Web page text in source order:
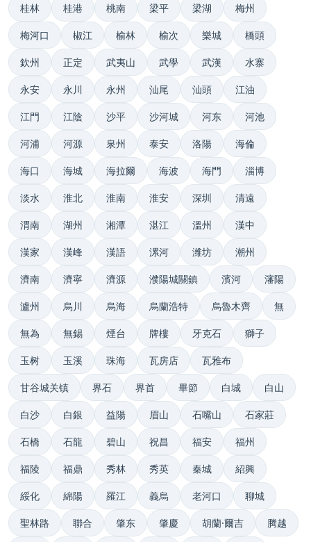
桂林 桂港 桃南 梁平 梁湖 梅州
梅河口 椒江 榆林 榆次 樂城 橋頭
欽州 正定 武夷山 武學 武漢 水寨
永安 永川 永州 汕尾 汕頭 江油
江門 江陰 沙平 沙河城 河东 河池
河浦 河源 泉州 泰安 洛陽 海倫
海口 海城 海拉爾 海波 海門 淄博
淡水 淮北 淮南 淮安 深圳 清遠
渭南 湖州 湘潭 湛江 溫州 漢中
漢家 漢峰 漢語 漯河 潍坊 潮州
濟南 濟寧 濟源 濮陽城關鎮 濱河 瀋陽
瀘州 烏川 烏海 烏蘭浩特 烏魯木齊 無
無為 無錫 煙台 牌樓 牙克石 獅子
玉树 玉溪 珠海 瓦房店 瓦雅布
甘谷城关镇 界石 界首 畢節 白城 白山
白沙 白銀 益陽 眉山 石嘴山 石家莊
石橋 石龍 碧山 祝昌 福安 福州
福陵 福鼎 秀林 秀英 秦城 紹興
綏化 綿陽 羅江 義烏 老河口 聊城
聖林路 聯合 肇东 肇慶 胡蘭·爾吉 腾越